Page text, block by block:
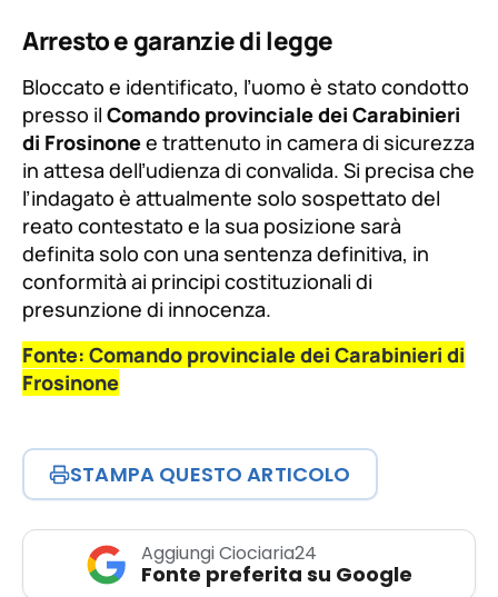
Arresto e garanzie di legge
Bloccato e identificato, l’uomo è stato condotto
presso il Comando provinciale dei Carabinieri
di Frosinonee trattenuto in camera di sicurezza
in attesa dell’udienza di convalida. Si precisa che
l’indagato è attualmente solo sospettato del
reato contestato e la sua posizione sarà
definita solo con una sentenza definitiva, in
conformità ai principi costituzionali di
presunzione di innocenza.
Fonte: Comando provinciale dei Carabinieri di
Frosinone
STAMPA QUESTO ARTICOLO
Aggiungi Ciociaria24
Fonte preferita su Google